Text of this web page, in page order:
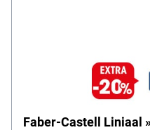
Faber-Castell Liniaal